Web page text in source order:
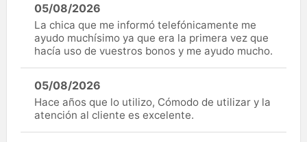
05/08/2026
La chica que me informó telefónicamente me
ayudo muchísimo ya que era la primera vez que
hacía uso de vuestros bonos y me ayudo mucho.
05/08/2026
Hace años que lo utilizo, Cómodo de utilizar y la
atención al cliente es excelente.